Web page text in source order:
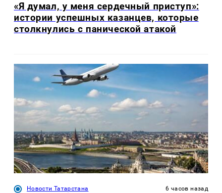
«Я думал, у меня сердечный приступ»:
истории успешных казанцев, которые
столкнулись с панической атакой
Новости Татарстана 6 часов назад